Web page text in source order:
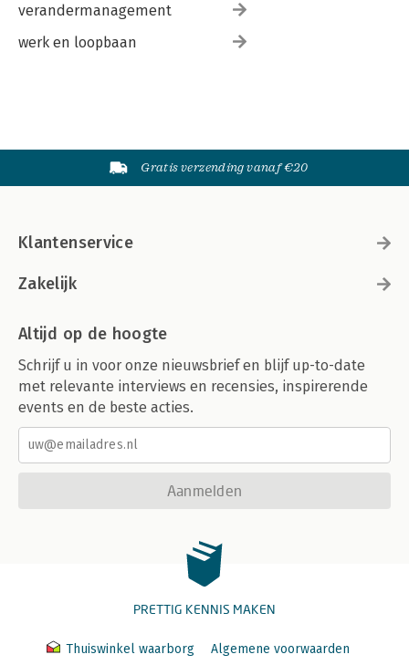
verandermanagement
werk en loopbaan
Gratis verzending vanaf €20
Klantenservice
Zakelijk
Altijd op de hoogte
Schrijf u in voor onze nieuwsbrief en blijf up-to-date
met relevante interviews en recensies, inspirerende
events en de beste acties.
Aanmelden
PRETTIG KENNIS MAKEN
Thuiswinkel waarborg Algemene voorwaarden